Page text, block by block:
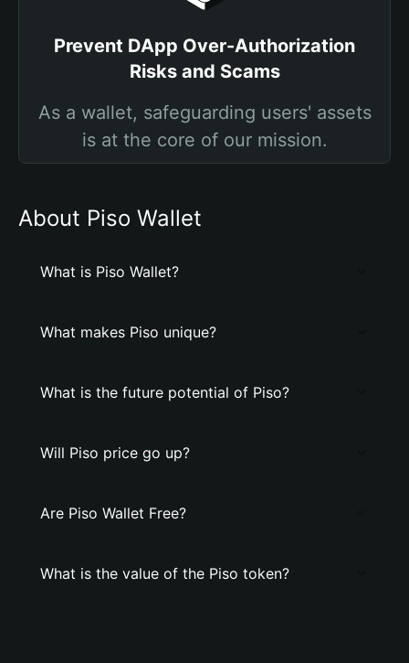
Prevent DApp Over-Authorization
Risks and Scams
As a wallet, safeguarding users' assets
is at the core of our mission.
About Piso Wallet
What is Piso Wallet?
What makes Piso unique?
What is the future potential of Piso?
Will Piso price go up?
Are Piso Wallet Free?
What is the value of the Piso token?